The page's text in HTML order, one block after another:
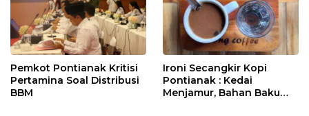
Pemkot Pontianak Kritisi
Pertamina Soal Distribusi
BBM
Ironi Secangkir Kopi
Pontianak : Kedai
Menjamur, Bahan Baku